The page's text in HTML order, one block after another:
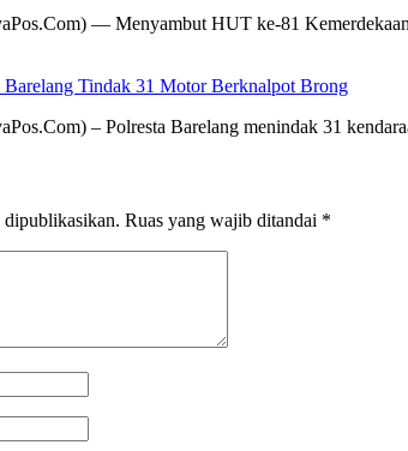
— Menyambut HUT ke-81
Tindak 31 Motor Berknalpot Brong
– Polresta Barelang menindak 31
Ruas yang wajib ditandai *